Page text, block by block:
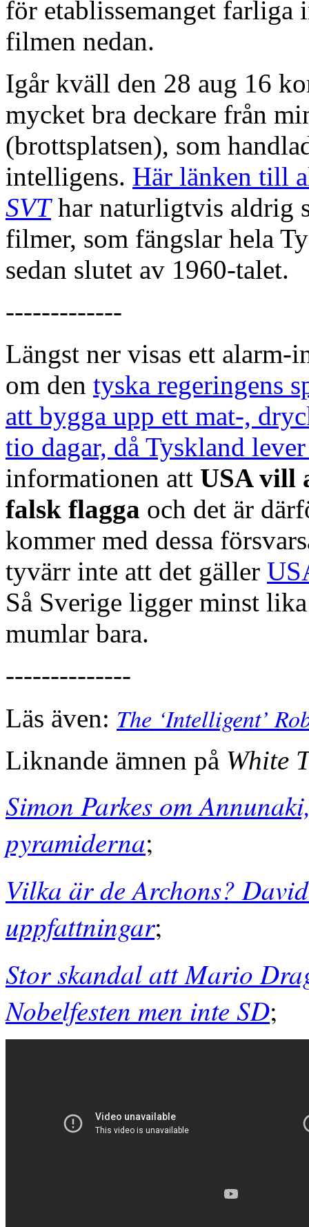
för etablissemanget farliga
filmen nedan.
Igår kväll den 28 aug 16
mycket bra deckare från
(brottsplatsen), som
intelligens. Här länken till
SVThar naturligtvis aldrig
filmer, som fängslar hela
sedan slutet av 1960-talet.
-------------
Längst ner visas ett alarm-
om den tyska regeringens
att bygga upp ett mat-,
tio dagar, då Tyskland
informationen att USA vill
falsk flagga och det är
kommer med dessa
tyvärr inte att det gäller
Så Sverige ligger minst
mumlar bara.
--------------
Läs även: The ‘Intelligent’
Liknande ämnen på White
Simon Parkes om
pyramiderna;
Vilka är de Archons?
uppfattningar;
Stor skandal att Mario
Nobelfesten men inte SD;